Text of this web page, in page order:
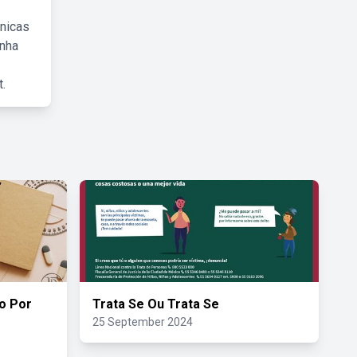
Por Trata Se Ou Trata Se
25 September 2024